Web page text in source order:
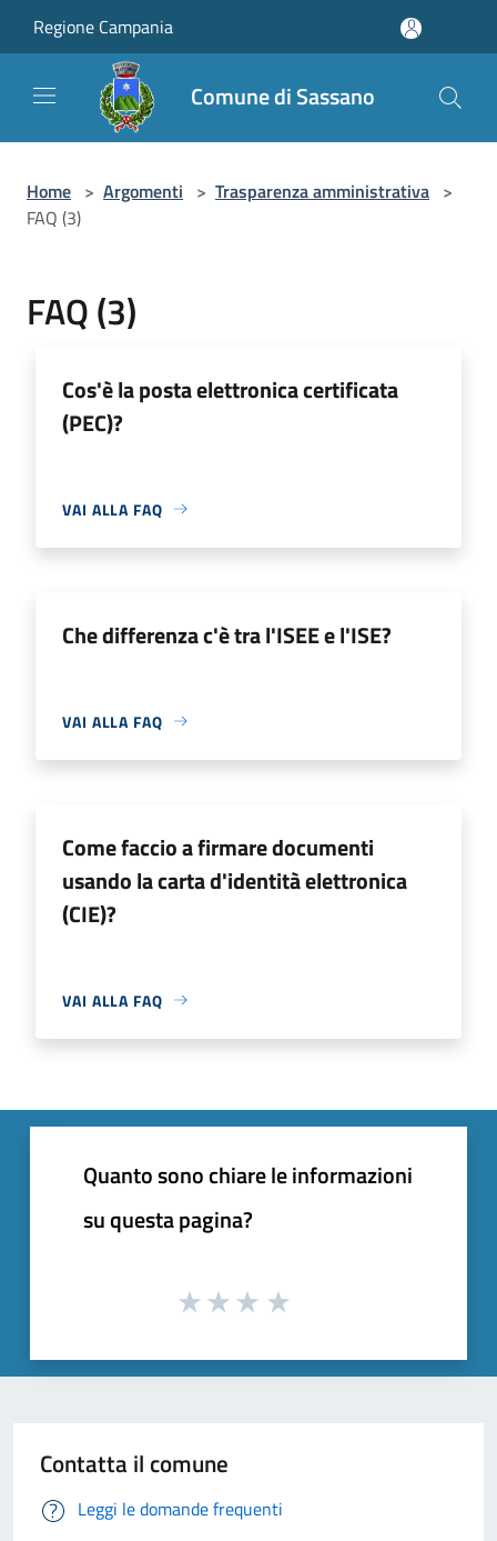
Regione Campania
Comune di Sassano
Home > Argomenti > Trasparenza amministrativa >
FAQ (3)
FAQ (3)
Cos'è la posta elettronica certificata
(PEC)?
VAI ALLA FAQ
Che differenza c'è tra l'ISEE e l'ISE?
VAI ALLA FAQ
Come faccio a firmare documenti
usando la carta d'identità elettronica
(CIE)?
VAI ALLA FAQ
Quanto sono chiare le informazioni
su questa pagina?
Contatta il comune
Leggi le domande frequenti